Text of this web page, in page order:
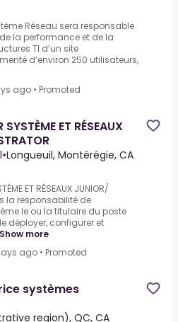
Réseau sera responsable
la performance et de la
TI d’un site
d’environ 250 utilisateurs,
ago • Promoted
ET RÉSEAUX
•Longueuil, Montérégie, CA
ET RÉSEAUX JUNIOR/
la responsabilité de
le ou la titulaire du poste
déployer, configurer et
Show more
ago • Promoted
systèmes
region), QC, CA